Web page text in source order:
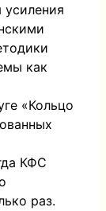
усиления
как
«Кольцо
КФС
раз.